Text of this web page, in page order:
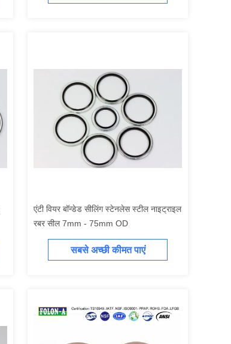
एंटी वियर बॉन्डेड सीलिंग स्टेनलेस स्टील नाइट्राइल
रबर सील 7mm - 75mm OD
सबसे अच्छी कीमत पाएं